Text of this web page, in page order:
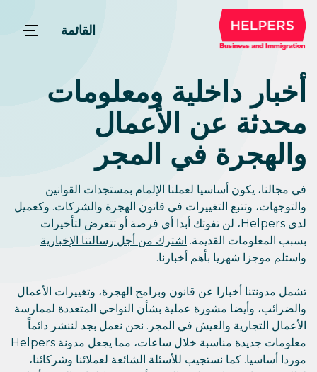
القائمة
أخبار داخلية ومعلومات
محدثة عن الأعمال
والهجرة في المجر
في مجالنا، يكون أساسيا لعملنا الإلمام بمستجدات القوانين
والتوجهات، وتتبع التغييرات في قانون الهجرة والشركات. وكعميل
لدى Helpers، لن تفوتك أبدا أي فرصة أو تتعرض لتأخيرات
بسبب المعلومات القديمة. اشترك من أجل رسالتنا الإخبارية
واستلم موجزا شهريا بأهم أخبارنا.
تشمل مدونتنا أخبارا عن قانون وبرامج الهجرة، وتغييرات الأعمال
والضرائب، وأيضا مشورة عملية بشأن النواحي المتعددة لممارسة
الأعمال التجارية والعيش في المجر. نحن نعمل بجد لننشر دائماً
معلومات جديدة مناسبة خلال ساعات، مما يجعل مدونة Helpers
موردا أساسيا. كما نستجيب للأسئلة الشائعة لعملائنا وشركائنا،